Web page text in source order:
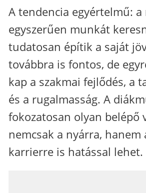
A tendencia egyértelmű:
egyszerűen munkát
tudatosan építik a saját
továbbra is fontos, de
kap a szakmai fejlődés, a
és a rugalmasság. A
fokozatosan olyan belépő
nemcsak a nyárra, hanem
karrierre is hatással lehet.